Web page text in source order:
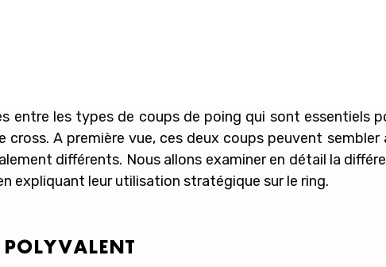
entre les types de coups de poing qui sont essentiels
A première vue, ces deux coups peuvent sembler
différents. Nous allons examiner en détail la
expliquant leur utilisation stratégique sur le ring.